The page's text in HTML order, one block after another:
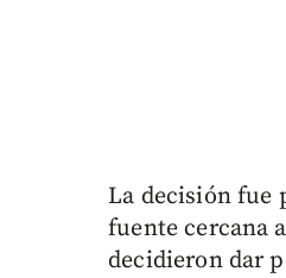
La decisión fue
fuente cercana
decidieron dar